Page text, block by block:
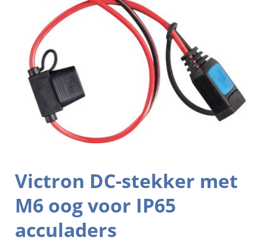
Victron DC-stekker met
M6 oog voor IP65
acculaders